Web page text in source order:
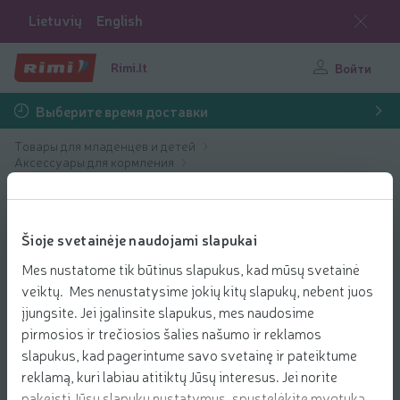
Šioje svetainėje naudojami slapukai
Mes nustatome tik būtinus slapukus, kad mūsų svetainė
veiktų. Mes nenustatysime jokių kitų slapukų, nebent juos
įjungsite. Jei įgalinsite slapukus, mes naudosime
pirmosios ir trečiosios šalies našumo ir reklamos
slapukus, kad pagerintume savo svetainę ir pateiktume
reklamą, kuri labiau atitiktų Jūsų interesus. Jei norite
Lietuvių English
Rimi.lt Войти
Выберите время доставки
Товары для младенцев и детей
Аксессуары для кормления
Столовые приборы, посуда и нагрудники